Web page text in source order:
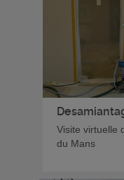
Visite virtuelle
du Mans